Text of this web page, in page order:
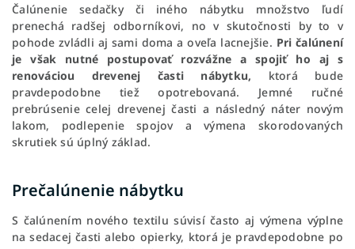
Čalúnenie sedačky či iného nábytku množstvo ľudí
prenechá radšej odborníkovi, no v skutočnosti by to v
pohode zvládli aj sami doma a oveľa lacnejšie. Pri čalúnení
je však nutné postupovať rozvážne a spojiť ho aj s
renováciou drevenej časti nábytku, ktorá bude
pravdepodobne tiež opotrebovaná. Jemné ručné
prebrúsenie celej drevenej časti a následný náter novým
lakom, podlepenie spojov a výmena skorodovaných
skrutiek sú úplný základ.
Prečalúnenie nábytku
S čalúnením nového textilu súvisí často aj výmena výplne
na sedacej časti alebo opierky, ktorá je pravdepodobne po